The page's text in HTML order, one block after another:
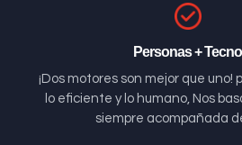
Personas +
¡Dos motores son mejor que uno!
lo eficiente y lo humano, Nos
siempre acompañada